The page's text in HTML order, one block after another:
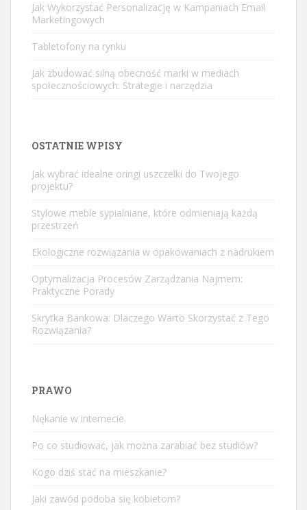
Jak Wykorzystać Personalizację w Kampaniach Email
Marketingowych
Tabletofony na rynku
Jak zbudować silną obecność marki w mediach
społecznościowych: Strategie i narzędzia
OSTATNIE WPISY
Jak wybrać idealne oringi uszczelki do Twojego
projektu?
Stylowe meble sypialniane, które odmieniają każdą
przestrzeń
Ekologiczne rozwiązania w opakowaniach z nadrukiem
Optymalizacja Procesów Zarządzania Najmem:
Praktyczne Porady
Skrytka Bankowa: Dlaczego Warto Skorzystać z Tego
Rozwiązania?
PRAWO
Nękanie w internecie.
Po co studiować, jak można zarabiać bez studiów?
Kogo dziś stać na mieszkanie?
Jaki zawód podoba się kobietom?